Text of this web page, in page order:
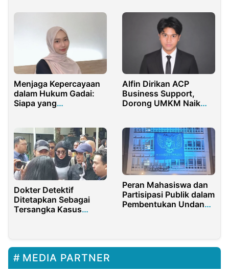
Menjaga Kepercayaan
dalam Hukum Gadai:
Siapa yang
Alfin Dirikan ACP
Business Support,
Dorong UMKM Naik
Dokter Detektif
Ditetapkan Sebagai
Tersangka Kasus
Peran Mahasiswa dan
Partisipasi Publik dalam
Pembentukan Undang-
MEDIA PARTNER